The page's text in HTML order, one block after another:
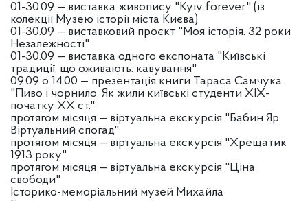
01-30.09 — виставка живопису "Kyiv forever" (із
колекції Музею історії міста Києва)
01-30.09 — виставковий проєкт "Моя історія. 32 роки
Незалежності"
01-30.09 — виставка одного експоната "Київські
традиції, що оживають: кавування"
09.09 о 14.00 — презентація книги Тараса Самчука
"Пиво і чорнило. Як жили київські студенти ХІХ-
початку ХХ ст."
протягом місяця — віртуальна екскурсія "Бабин Яр.
Віртуальний спогад"
протягом місяця — віртуальна екскурсія "Хрещатик
1913 року"
протягом місяця — віртуальна екскурсія "Ціна
свободи"
Історико-меморіальний музей Михайла